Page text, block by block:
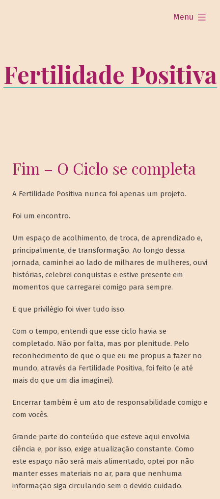
Fertilidade Positiva
Menu
expandido
Fim – O Ciclo se completa
A Fertilidade Positiva nunca foi apenas um projeto.
Foi um encontro.
Um espaço de acolhimento, de troca, de aprendizado e,
principalmente, de transformação. Ao longo dessa
jornada, caminhei ao lado de milhares de mulheres, ouvi
histórias, celebrei conquistas e estive presente em
momentos que carregarei comigo para sempre.
E que privilégio foi viver tudo isso.
Com o tempo, entendi que esse ciclo havia se
completado. Não por falta, mas por plenitude. Pelo
reconhecimento de que o que eu me propus a fazer no
mundo, através da Fertilidade Positiva, foi feito (e até
mais do que um dia imaginei).
Encerrar também é um ato de responsabilidade comigo e
com vocês.
Grande parte do conteúdo que esteve aqui envolvia
ciência e, por isso, exige atualização constante. Como
este espaço não será mais alimentado, optei por não
manter esses materiais no ar, para que nenhuma
informação siga circulando sem o devido cuidado.